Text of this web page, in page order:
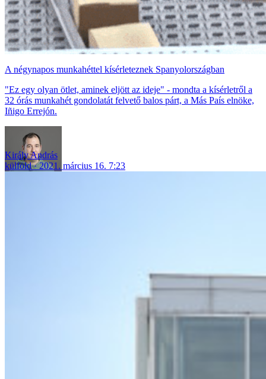
A négynapos munkahéttel kísérleteznek Spanyolországban
"Ez egy olyan ötlet, aminek eljött az ideje" - mondta a kísérletről a
32 órás munkahét gondolatát felvető balos párt, a Más País elnöke,
Iñigo Errejón.
Király András
külföld
2021. március 16. 7:23